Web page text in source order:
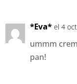
*Eva* el 4
ummm
pan!